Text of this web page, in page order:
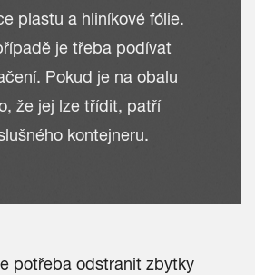
plastu a hliníkové fólie.
je třeba podívat
Pokud je na obalu
že jej lze třídit, patří
kontejneru.
potřeba odstranit zbytky